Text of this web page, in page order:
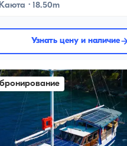
· 18.50m
Узнать цену и наличие